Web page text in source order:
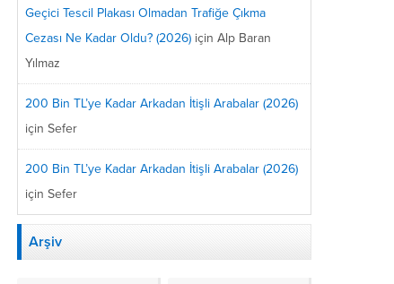
Geçici Tescil Plakası Olmadan Trafiğe Çıkma
Cezası Ne Kadar Oldu? (2026) için Alp Baran
Yılmaz
200 Bin TL’ye Kadar Arkadan İtişli Arabalar (2026)
için Sefer
200 Bin TL’ye Kadar Arkadan İtişli Arabalar (2026)
için Sefer
Arşiv